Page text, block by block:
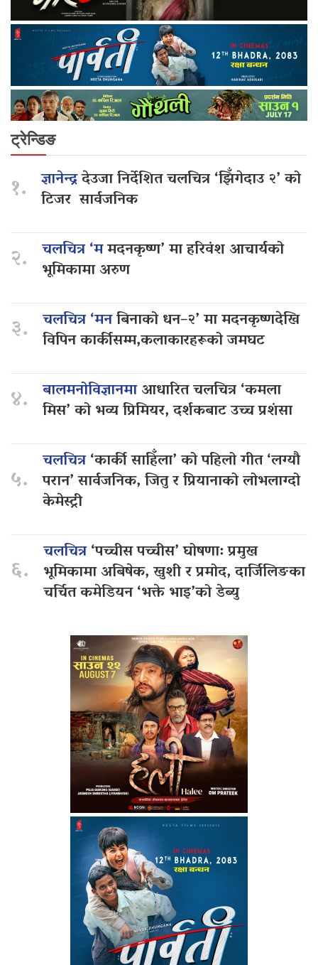
ट्रेन्डिङ
१. ज्ञानेन्द्रदेउजा निर्देशित चलचित्र ‘झिँगेदाउ २’ को
टिजर सार्वजनिक
२. चलचित्र ‘ममदनकृष्ण’ मा हरिवंश आचार्यको
भूमिकामा अरुण
३. चलचित्र ‘मनबिनाको धन–२’ मा मदनकृष्णदेखि
विपिन कार्कीसम्म,कलाकारहरूको जमघट
४. बालमनोविज्ञानमाआधारित चलचित्र ‘कमला
मिस’ को भव्य प्रिमियर, दर्शकबाट उच्च प्रशंसा
५.
चलचित्र‘कार्की साहिँला’ को पहिलो गीत ‘लग्यौ
परान’ सार्वजनिक, जितु र प्रियानाको लोभलाग्दो
केमेस्ट्री
६.
चलचित्र‘पच्चीस पच्चीस’ घोषणा: प्रमुख
भूमिकामा अबिषेक, खुशी र प्रमोद, दार्जिलिङका
चर्चित कमेडियन ‘भक्ते भाइ’को डेब्यु